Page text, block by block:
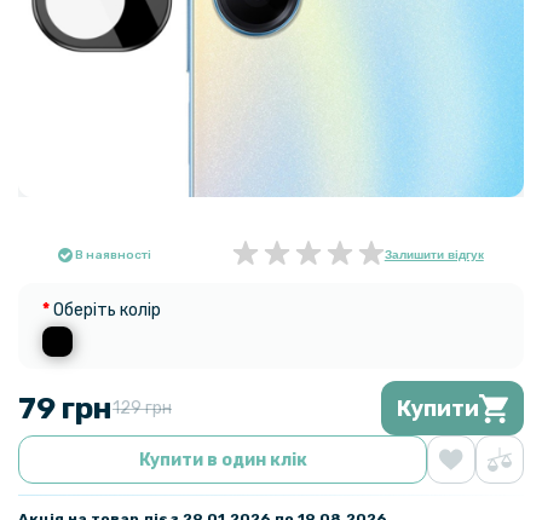
В наявності Залишити відгук
Оберіть колір
79 грн129 грн Купити
Купити в один клік